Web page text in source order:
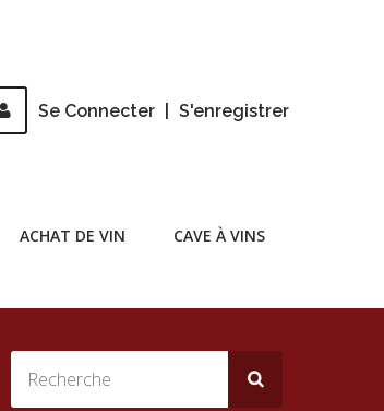
Se Connecter S'enregistrer
ACHAT DE VIN CAVE À VINS